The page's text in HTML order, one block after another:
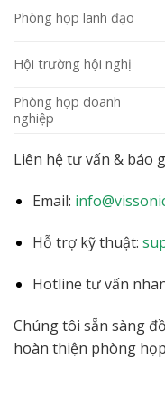
Phòng họp lãnh đạo
Hội trường hội nghị
Phòng họp doanh
nghiệp
Liên hệ tư vấn & báo
Email:
Hỗ trợ kỹ thuật:
Hotline tư vấn
Chúng tôi sẵn sàng
hoàn thiện phòng